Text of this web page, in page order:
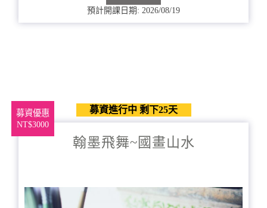
預計開課日期: 2026/08/19
募資優惠
NT$3000
募資進行中 剩下25天
翰墨飛舞~國畫山水